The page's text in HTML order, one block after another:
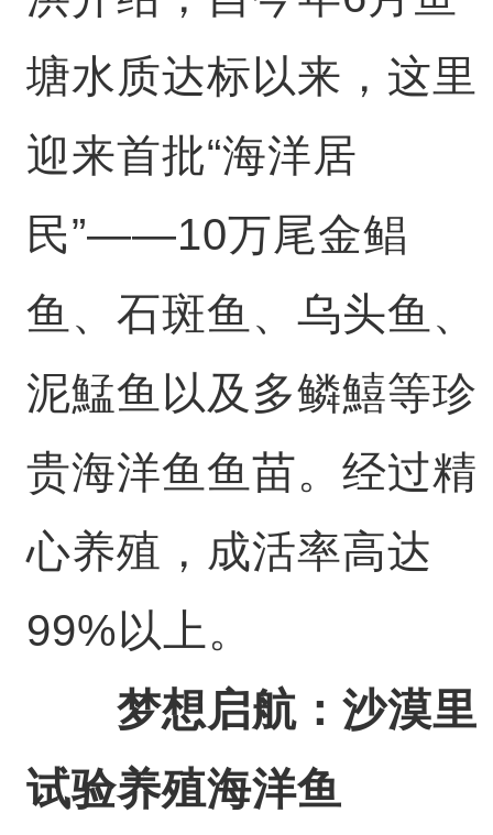
塘水质达标以来，这里
迎来首批“海洋居
民”——10万尾金鲳
鱼、石斑鱼、乌头鱼、
泥鯭鱼以及多鳞鱚等珍
贵海洋鱼鱼苗。经过精
心养殖，成活率高达
99%以上。
梦想启航：沙漠里
试验养殖海洋鱼